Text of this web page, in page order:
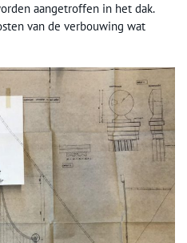
aangetroffen in het dak.
van de verbouwing wat